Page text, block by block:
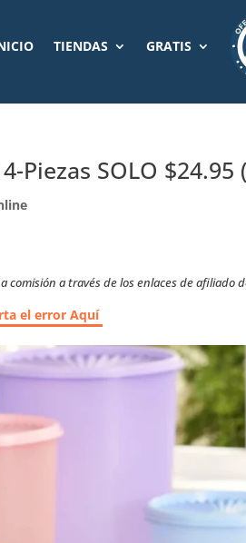
TIENDAS GRATIS
Piezas SOLO $24.95
a través de los enlaces de afiliado
el error Aquí